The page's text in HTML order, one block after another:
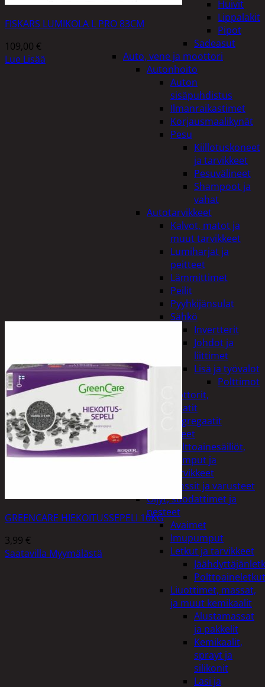
Huivit
Lippalakit
Pipot
Sadeasut
Auto, vene ja moottori
Autonhoito
Auton
sisäpuhdistus
Ilmanraikastimet
Korjausmaalikynät
Pesu
Kiillotuskoneet
ja tarvikkeet
Pesuvälineet
Shampoot ja
vahat
Autotarvikkeet
Kalvot, matot ja
muut tarvikkeet
Lumiharjat ja
peitteet
Lämmittimet
Peilit
Pyyhkijänsulat
Sähkö
Invertterit
Johdot ja
liittimet
Lisä ja työvalot
Polttimot
Irtomoottorit,
aggregaatit
Aggregaatit
Lisälaitteet
Polttoainesäiliöt,
pumput ja
tarvikkeet
Vinssit ja varusteet
Öljyt, suodattimet ja
nesteet
Avaimet
Imupumput
Letkut ja tarvikkeet
Polttoaineletkut
Liuottimet, massat,
ja muut kemikaalit
Alustamassat
ja pakkelit
Kemikaalit,
sprayt ja
silikonit
Lasi ja
FISKARS LUMIKOLA L PRO 83CM
109,00 €
Lue Lisää
GREENCARE HIEKOITUSSEPELI 10KG
3,99 €
Saatavilla Myymälästä